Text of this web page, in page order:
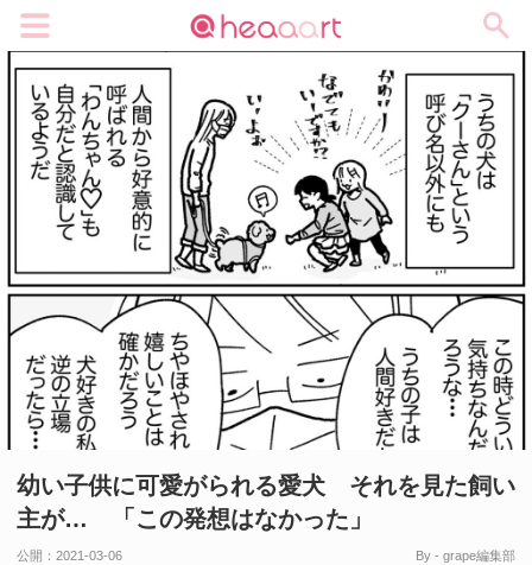
幼い子供に可愛がられる愛犬 それを見た飼い
主が… 「この発想はなかった」
公開： 2021-03-06
By - grape編集部